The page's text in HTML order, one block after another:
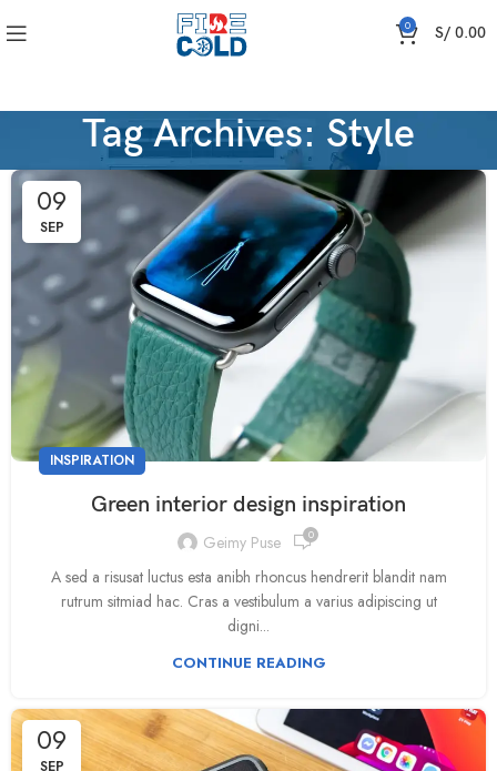
0 S/ 0.00
Tag Archives: Style
09
SEP
INSPIRATION
Green interior design inspiration
Geimy Puse 0
A sed a risusat luctus esta anibh rhoncus hendrerit blandit nam
rutrum sitmiad hac. Cras a vestibulum a varius adipiscing ut
digni...
CONTINUE READING
09
SEP